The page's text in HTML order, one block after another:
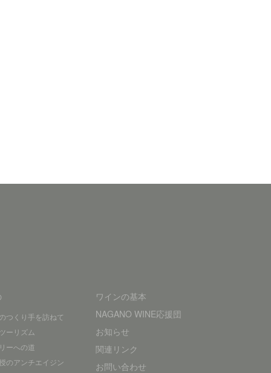
つくり手を訪ねて
ーリズム
ーへの道
のアンチエイジン
ワインの基本
NAGANO WINE応援団
お知らせ
関連リンク
お問い合わせ